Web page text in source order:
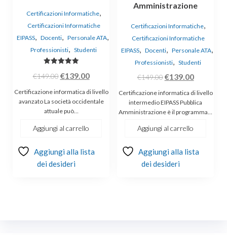
Certificazioni Informatiche,
Certificazioni Informatiche
EIPASS, Docenti, Personale ATA,
Professionisti, Studenti
5.00
€149.00 Il
prezzo
originale
era:
€149.00.
€139.00Il
prezzo
attuale
Certificazione informatica di livello
avanzato La società occidentale
attuale può…
Aggiungi al carrello
Aggiungi alla lista
dei desideri
Amministrazione
Certificazioni Informatiche,
Certificazioni Informatiche
EIPASS, Docenti, Personale ATA,
Professionisti, Studenti
€149.00Il
prezzo
originale
era:
€149.00.
€139.00Il
prezzo
attuale
è:
Certificazione informatica di livello
intermedio EIPASS Pubblica
Amministrazione è il programma…
Aggiungi al carrello
Aggiungi alla lista
dei desideri